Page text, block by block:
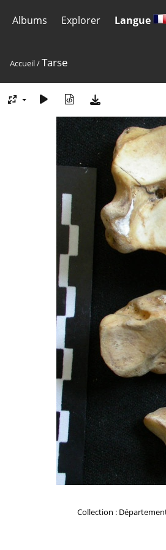
Albums Explorer Langue
Accueil/Tarse
Collection :